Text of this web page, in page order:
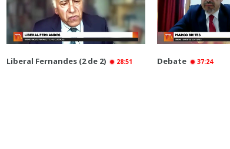
Liberal Fernandes (2 de 2) 28:51 Debate 37:24